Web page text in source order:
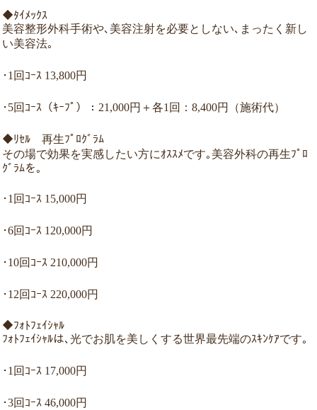
◆ﾀｲﾒｯｸｽ
美容整形外科手術や､美容注射を必要としない､まったく新し
い美容法｡
･1回ｺｰｽ 13,800円
･5回ｺｰｽ（ｷｰﾌﾟ）：21,000円＋各1回：8,400円（施術代）
◆ﾘｾﾙ 再生ﾌﾟﾛｸﾞﾗﾑ
その場で効果を実感したい方にｵｽｽﾒです｡美容外科の再生ﾌﾟﾛ
ｸﾞﾗﾑを｡
･1回ｺｰｽ 15,000円
･6回ｺｰｽ 120,000円
･10回ｺｰｽ 210,000円
･12回ｺｰｽ 220,000円
◆ﾌｫﾄﾌｪｲｼｬﾙ
ﾌｫﾄﾌｪｲｼｬﾙは､光でお肌を美しくする世界最先端のｽｷﾝｹｱです｡
･1回ｺｰｽ 17,000円
･3回ｺｰｽ 46,000円